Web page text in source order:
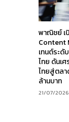
พาณิชย์ เ
Content
เทนต์ระดั
ไทย ดันเ
ไทยสู่ตลา
ล้านบาท
21/07/2026